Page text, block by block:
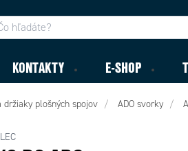
KONTAKTY E-SHOP
držiaky plošných spojov ADO svorky